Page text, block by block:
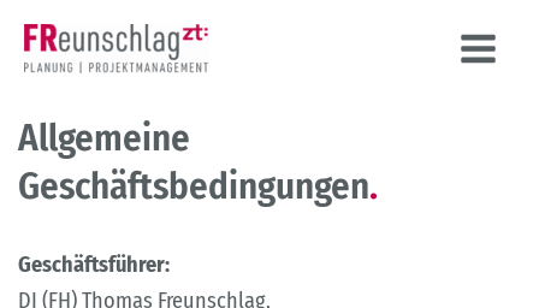
Inhalt
Allgemeine
Geschäftsbedingungen.
Geschäftsführer:
DI (FH) Thomas Freunschlag,